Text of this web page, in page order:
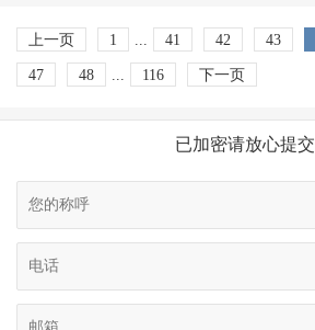
上一页 1 41 42 43
47 48 116 下一页
已加密请放心提交